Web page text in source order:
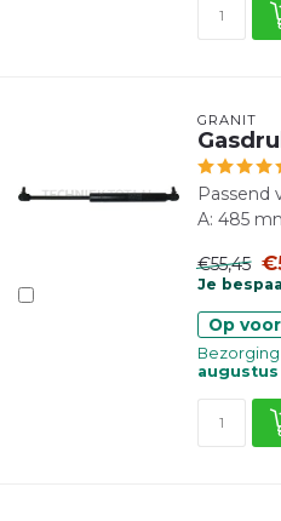
GRANIT
Passend
A: 485
€55,45
Je
Op
Bezorging
augustus